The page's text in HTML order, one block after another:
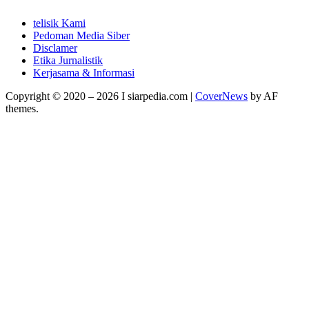
telisik Kami
Pedoman Media Siber
Disclamer
Etika Jurnalistik
Kerjasama & Informasi
Copyright © 2020 – 2026 I siarpedia.com | CoverNews by AF
themes.